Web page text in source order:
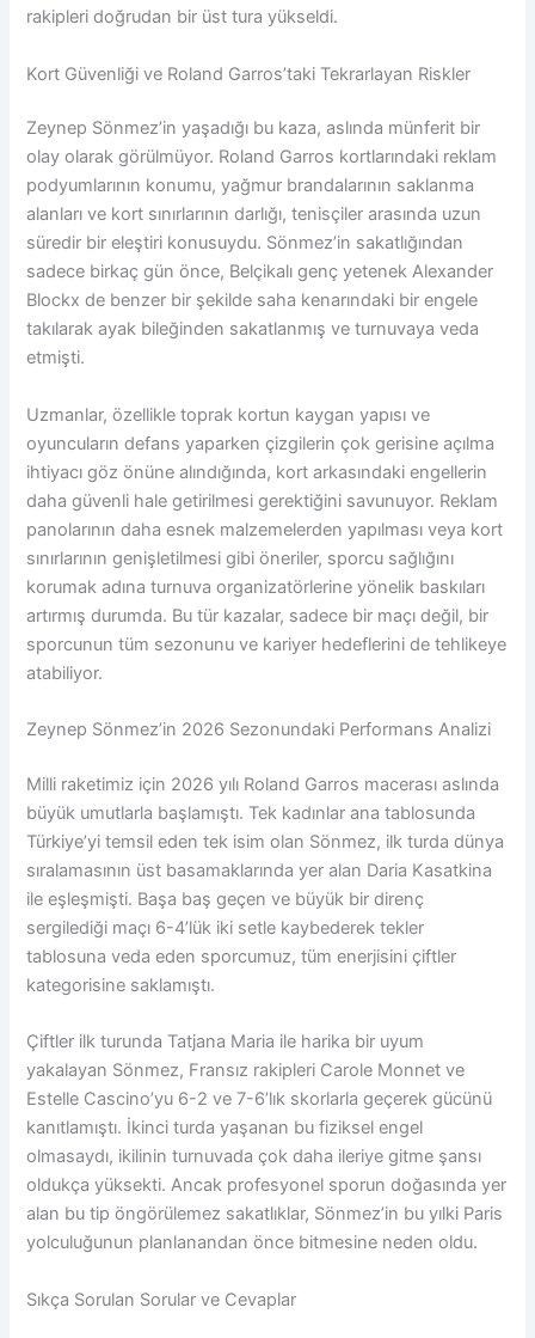
rakipleri doğrudan bir üst tura yükseldi.
Kort Güvenliği ve Roland Garros’taki Tekrarlayan Riskler
Zeynep Sönmez’in yaşadığı bu kaza, aslında münferit bir
olay olarak görülmüyor. Roland Garros kortlarındaki reklam
podyumlarının konumu, yağmur brandalarının saklanma
alanları ve kort sınırlarının darlığı, tenisçiler arasında uzun
süredir bir eleştiri konusuydu. Sönmez’in sakatlığından
sadece birkaç gün önce, Belçikalı genç yetenek Alexander
Blockx de benzer bir şekilde saha kenarındaki bir engele
takılarak ayak bileğinden sakatlanmış ve turnuvaya veda
etmişti.
Uzmanlar, özellikle toprak kortun kaygan yapısı ve
oyuncuların defans yaparken çizgilerin çok gerisine açılma
ihtiyacı göz önüne alındığında, kort arkasındaki engellerin
daha güvenli hale getirilmesi gerektiğini savunuyor. Reklam
panolarının daha esnek malzemelerden yapılması veya kort
sınırlarının genişletilmesi gibi öneriler, sporcu sağlığını
korumak adına turnuva organizatörlerine yönelik baskıları
artırmış durumda. Bu tür kazalar, sadece bir maçı değil, bir
sporcunun tüm sezonunu ve kariyer hedeflerini de tehlikeye
atabiliyor.
Zeynep Sönmez’in 2026 Sezonundaki Performans Analizi
Milli raketimiz için 2026 yılı Roland Garros macerası aslında
büyük umutlarla başlamıştı. Tek kadınlar ana tablosunda
Türkiye’yi temsil eden tek isim olan Sönmez, ilk turda dünya
sıralamasının üst basamaklarında yer alan Daria Kasatkina
ile eşleşmişti. Başa baş geçen ve büyük bir direnç
sergilediği maçı 6-4’lük iki setle kaybederek tekler
tablosuna veda eden sporcumuz, tüm enerjisini çiftler
kategorisine saklamıştı.
Çiftler ilk turunda Tatjana Maria ile harika bir uyum
yakalayan Sönmez, Fransız rakipleri Carole Monnet ve
Estelle Cascino’yu 6-2 ve 7-6’lık skorlarla geçerek gücünü
kanıtlamıştı. İkinci turda yaşanan bu fiziksel engel
olmasaydı, ikilinin turnuvada çok daha ileriye gitme şansı
oldukça yüksekti. Ancak profesyonel sporun doğasında yer
alan bu tip öngörülemez sakatlıklar, Sönmez’in bu yılki Paris
yolculuğunun planlanandan önce bitmesine neden oldu.
Sıkça Sorulan Sorular ve Cevaplar